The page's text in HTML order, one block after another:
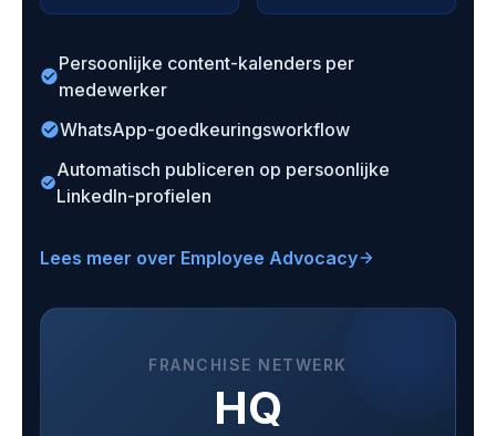
Persoonlijke content-kalenders per
medewerker
WhatsApp-goedkeuringsworkflow
Automatisch publiceren op persoonlijke
LinkedIn-profielen
Lees meer over Employee Advocacy
FRANCHISE NETWERK
HQ